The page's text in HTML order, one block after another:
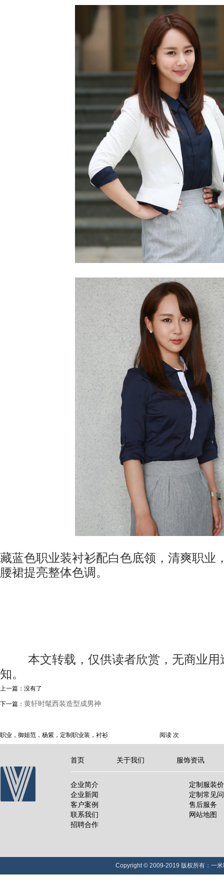
藏蓝色职业装衬衫配白色底领，清爽职业
腰裙提亮整体色调。
知。
上一篇：没有了
下一篇： 黄轩时髦西装造型成男神
职业，御姐范，杨紫，定制职业装，衬衫 阅读次
首页 关于我们 服饰资讯
企业简介
企业新闻
客户案例
联系我们
招聘合作
定制服装
定制常见
售后服务
网站地图
Copyright © 2009-2019 版权所有：一